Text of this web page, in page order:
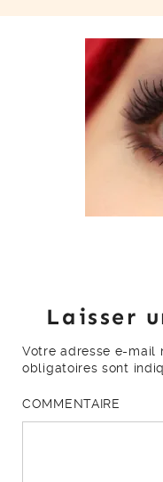
Laisser
Votre adresse e-mail
obligatoires sont
COMMENTAIRE